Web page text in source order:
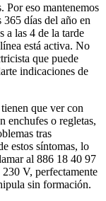
Por eso mantenemos
días del año en
a las 4 de la tarde
está activa. No
que puede
indicaciones de
que ver con
enchufes o regletas,
tras
estos síntomas, lo
al 886 18 40 97
V, perfectamente
sin formación.